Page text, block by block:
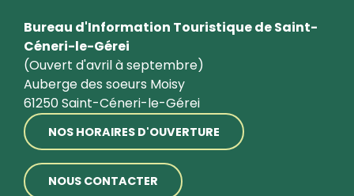
Bureau d'Information Touristique de Saint-
Céneri-le-Gérei
(Ouvert d'avril à septembre)
Auberge des soeurs Moisy
61250 Saint-Céneri-le-Gérei
NOS HORAIRES D'OUVERTURE
NOUS CONTACTER